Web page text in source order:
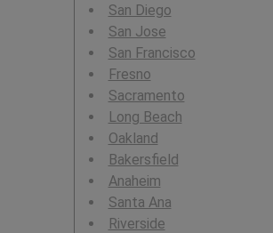
San Diego
San Jose
San Francisco
Fresno
Sacramento
Long Beach
Oakland
Bakersfield
Anaheim
Santa Ana
Riverside